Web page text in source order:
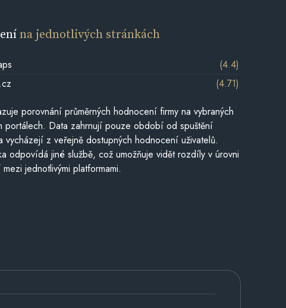
na jednotlivých stránkách
(4.4)
(4.71)
porovnání průměrných hodnocení firmy na vybraných
portálech. Data zahrnují pouze období od spuštění
vycházejí z veřejně dostupných hodnocení uživatelů.
odpovídá jiné službě, což umožňuje vidět rozdíly v úrovni
jednotlivými platformami.